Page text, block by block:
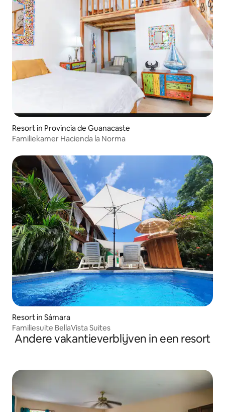
Resort in Provincia de Guanacaste
Familiekamer Hacienda la Norma
Resort in Sámara
Familiesuite BellaVista Suites
Andere vakantieverblijven in een resort